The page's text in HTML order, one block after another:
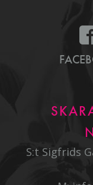
S:t Sigfrids